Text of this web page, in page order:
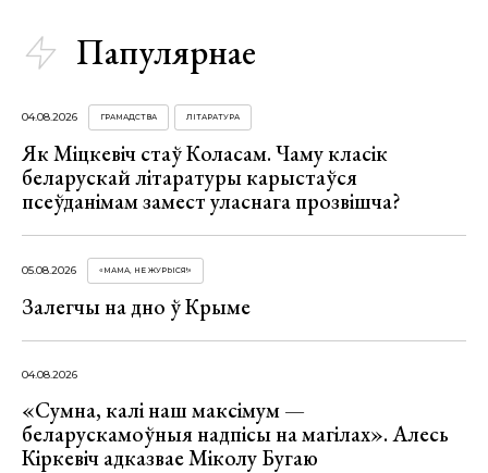
Папулярнае
04.08.2026 ГРАМАДСТВА ЛІТАРАТУРА
Як Міцкевіч стаў Коласам. Чаму класік
беларускай літаратуры карыстаўся
псеўданімам замест уласнага прозвішча?
05.08.2026 «МАМА, НЕ ЖУРЫСЯ!»
Залегчы на дно ў Крыме
04.08.2026
«Сумна, калі наш максімум —
беларускамоўныя надпісы на магілах». Алесь
Кіркевіч адказвае Міколу Бугаю